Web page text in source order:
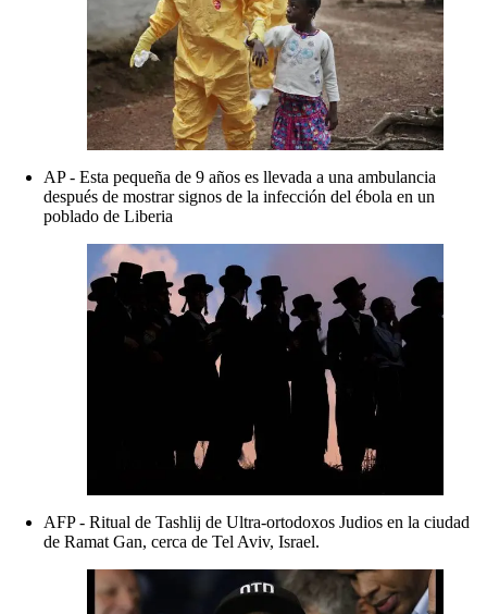
AP - Esta pequeña de 9 años es llevada a una ambulancia
después de mostrar signos de la infección del ébola en un
poblado de Liberia
AFP - Ritual de Tashlij de Ultra-ortodoxos Judios en la ciudad
de Ramat Gan, cerca de Tel Aviv, Israel.